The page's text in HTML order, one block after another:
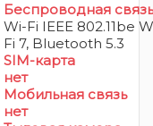
Беспроводная связь
Wi-Fi IEEE 802.11be
Fi 7, Bluetooth 5.3
SIM-карта
нет
Мобильная связь
нет